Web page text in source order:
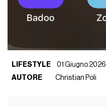
LIFESTYLE
01 Giugno 2026
AUTORE
Christian Poli